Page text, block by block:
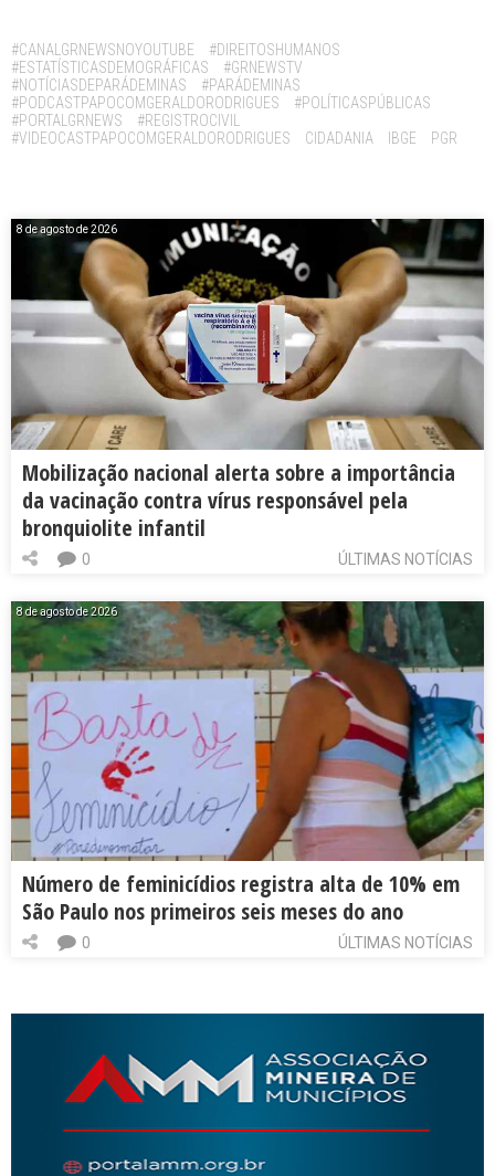
Tags:
#CANALGRNEWSNOYOUTUBE
#DIREITOSHUMANOS
#ESTATÍSTICASDEMOGRÁFICAS
#GRNEWSTV
#NOTÍCIASDEPARÁDEMINAS
#PARÁDEMINAS
#PODCASTPAPOCOMGERALDORODRIGUES
#POLÍTICASPÚBLICAS
#PORTALGRNEWS
#REGISTROCIVIL
#VIDEOCASTPAPOCOMGERALDORODRIGUES
CIDADANIA IBGE PGR
8 de agosto de 2026
Mobilização nacional alerta sobre a importância
da vacinação contra vírus responsável pela
bronquiolite infantil
ÚLTIMAS NOTÍCIAS
0
8 de agosto de 2026
Número de feminicídios registra alta de 10% em
São Paulo nos primeiros seis meses do ano
ÚLTIMAS NOTÍCIAS
0